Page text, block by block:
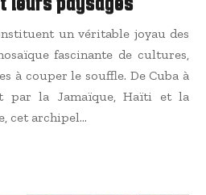
un véritable joyau des
fascinante de cultures,
à couper le souffle. De Cuba à
par la Jamaïque, Haïti et la
cet archipel…